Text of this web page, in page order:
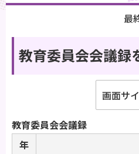
す
最
教育委員会会議録
画面サ
教育委員会会議録
年